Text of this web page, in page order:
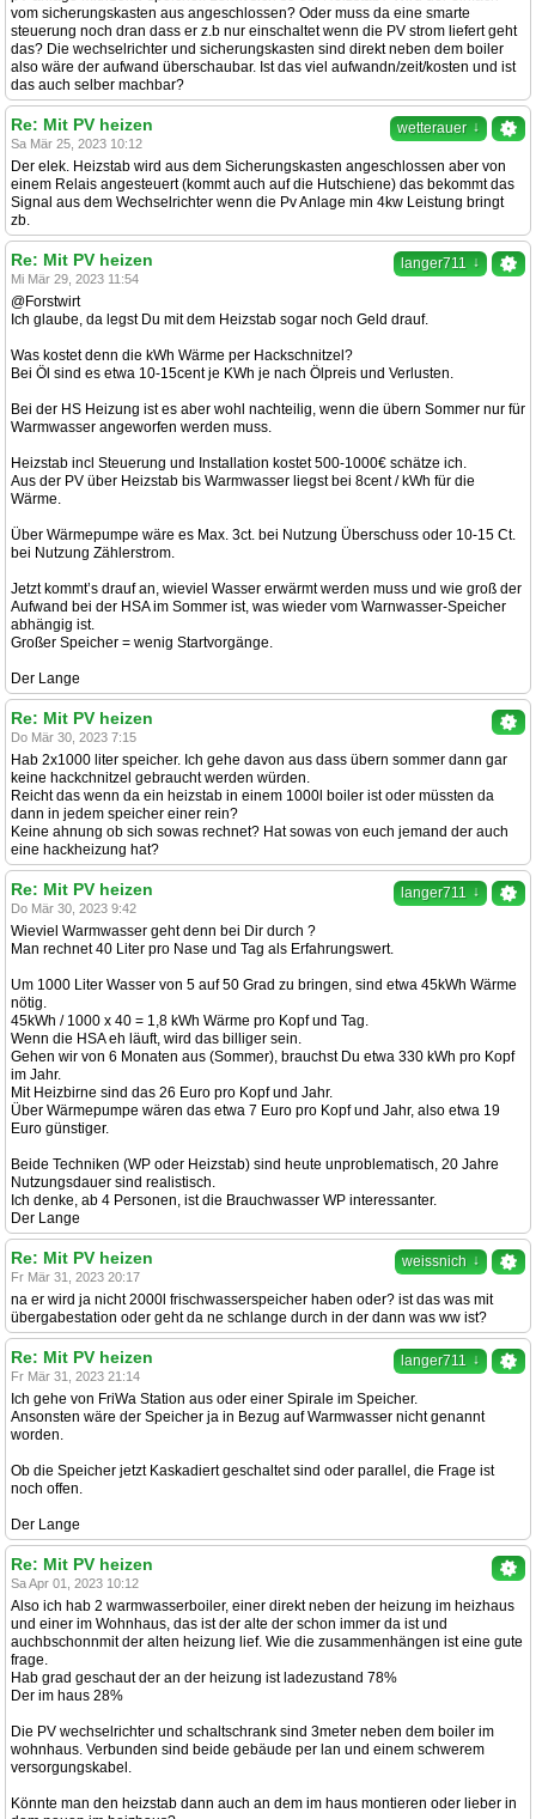
vom sicherungskasten aus angeschlossen? Oder muss da eine smarte
steuerung noch dran dass er z.b nur einschaltet wenn die PV strom liefert geht
das? Die wechselrichter und sicherungskasten sind direkt neben dem boiler
also wäre der aufwand überschaubar. Ist das viel aufwandn/zeit/kosten und ist
das auch selber machbar?
wetterauer ↓
Re: Mit PV heizen
Sa Mär 25, 2023 10:12
Der elek. Heizstab wird aus dem Sicherungskasten angeschlossen aber von
einem Relais angesteuert (kommt auch auf die Hutschiene) das bekommt das
Signal aus dem Wechselrichter wenn die Pv Anlage min 4kw Leistung bringt
zb.
langer711 ↓
Re: Mit PV heizen
Mi Mär 29, 2023 11:54
@Forstwirt
Ich glaube, da legst Du mit dem Heizstab sogar noch Geld drauf.
Was kostet denn die kWh Wärme per Hackschnitzel?
Bei Öl sind es etwa 10-15cent je KWh je nach Ölpreis und Verlusten.
Bei der HS Heizung ist es aber wohl nachteilig, wenn die übern Sommer nur für
Warmwasser angeworfen werden muss.
Heizstab incl Steuerung und Installation kostet 500-1000€ schätze ich.
Aus der PV über Heizstab bis Warmwasser liegst bei 8cent / kWh für die
Wärme.
Über Wärmepumpe wäre es Max. 3ct. bei Nutzung Überschuss oder 10-15 Ct.
bei Nutzung Zählerstrom.
Jetzt kommt’s drauf an, wieviel Wasser erwärmt werden muss und wie groß der
Aufwand bei der HSA im Sommer ist, was wieder vom Warnwasser-Speicher
abhängig ist.
Großer Speicher = wenig Startvorgänge.
Der Lange
Re: Mit PV heizen
Do Mär 30, 2023 7:15
Hab 2x1000 liter speicher. Ich gehe davon aus dass übern sommer dann gar
keine hackchnitzel gebraucht werden würden.
Reicht das wenn da ein heizstab in einem 1000l boiler ist oder müssten da
dann in jedem speicher einer rein?
Keine ahnung ob sich sowas rechnet? Hat sowas von euch jemand der auch
eine hackheizung hat?
langer711 ↓
Re: Mit PV heizen
Do Mär 30, 2023 9:42
Wieviel Warmwasser geht denn bei Dir durch ?
Man rechnet 40 Liter pro Nase und Tag als Erfahrungswert.
Um 1000 Liter Wasser von 5 auf 50 Grad zu bringen, sind etwa 45kWh Wärme
nötig.
45kWh / 1000 x 40 = 1,8 kWh Wärme pro Kopf und Tag.
Wenn die HSA eh läuft, wird das billiger sein.
Gehen wir von 6 Monaten aus (Sommer), brauchst Du etwa 330 kWh pro Kopf
im Jahr.
Mit Heizbirne sind das 26 Euro pro Kopf und Jahr.
Über Wärmepumpe wären das etwa 7 Euro pro Kopf und Jahr, also etwa 19
Euro günstiger.
Beide Techniken (WP oder Heizstab) sind heute unproblematisch, 20 Jahre
Nutzungsdauer sind realistisch.
Ich denke, ab 4 Personen, ist die Brauchwasser WP interessanter.
Der Lange
weissnich ↓
Re: Mit PV heizen
Fr Mär 31, 2023 20:17
na er wird ja nicht 2000l frischwasserspeicher haben oder? ist das was mit
übergabestation oder geht da ne schlange durch in der dann was ww ist?
langer711 ↓
Re: Mit PV heizen
Fr Mär 31, 2023 21:14
Ich gehe von FriWa Station aus oder einer Spirale im Speicher.
Ansonsten wäre der Speicher ja in Bezug auf Warmwasser nicht genannt
worden.
Ob die Speicher jetzt Kaskadiert geschaltet sind oder parallel, die Frage ist
noch offen.
Der Lange
Re: Mit PV heizen
Sa Apr 01, 2023 10:12
Also ich hab 2 warmwasserboiler, einer direkt neben der heizung im heizhaus
und einer im Wohnhaus, das ist der alte der schon immer da ist und
auchbschonnmit der alten heizung lief. Wie die zusammenhängen ist eine gute
frage.
Hab grad geschaut der an der heizung ist ladezustand 78%
Der im haus 28%
Die PV wechselrichter und schaltschrank sind 3meter neben dem boiler im
wohnhaus. Verbunden sind beide gebäude per lan und einem schwerem
versorgungskabel.
Könnte man den heizstab dann auch an dem im haus montieren oder lieber in